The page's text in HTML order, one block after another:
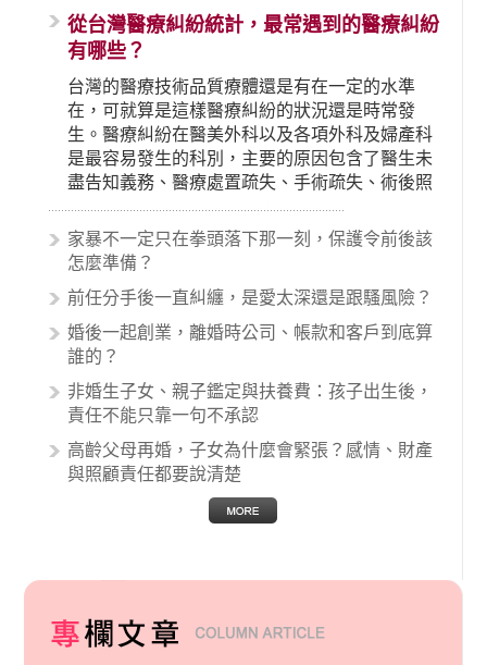
從台灣醫療糾紛統計，最常遇到的醫療糾紛
有哪些？
台灣的醫療技術品質療體還是有在一定的水準
在，可就算是這樣醫療糾紛的狀況還是時常發
生。醫療糾紛在醫美外科以及各項外科及婦產科
是最容易發生的科別，主要的原因包含了醫生未
盡告知義務、醫療處置疏失、手術疏失、術後照
顧失當、醫療費用的收取。雖然醫學進步，但醫
生與病患之間引起的糾紛還是經常發生。很多案
例中最後都走向訴訟流程，我們如果不幸遇到相
的內容其實非常多，有些案例…
家暴不一定只在拳頭落下那一刻，保護令前後該
怎麼準備？
前任分手後一直糾纏，是愛太深還是跟騷風險？
婚後一起創業，離婚時公司、帳款和客戶到底算
誰的？
非婚生子女、親子鑑定與扶養費：孩子出生後，
責任不能只靠一句不承認
高齡父母再婚，子女為什麼會緊張？感情、財產
與照顧責任都要說清楚